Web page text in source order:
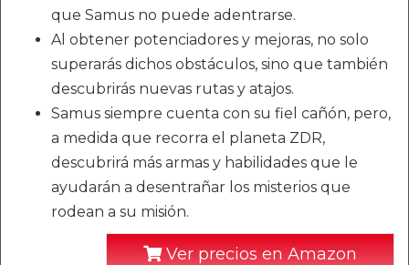
que Samus no puede adentrarse.
Al obtener potenciadores y mejoras, no solo
superarás dichos obstáculos, sino que también
descubrirás nuevas rutas y atajos.
Samus siempre cuenta con su fiel cañón, pero,
a medida que recorra el planeta ZDR,
descubrirá más armas y habilidades que le
ayudarán a desentrañar los misterios que
rodean a su misión.
Ver precios en Amazon